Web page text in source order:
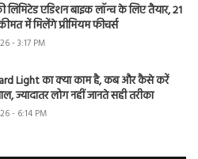
लिमिटेड एडिशन बाइक लॉन्च के लिए तैयार, 21
में मिलेंगे प्रीमियम फीचर्स
- 3:17 PM
Light का क्या काम है, कब और कैसे करें
ज्यादातर लोग नहीं जानते सही तरीका
- 6:14 PM